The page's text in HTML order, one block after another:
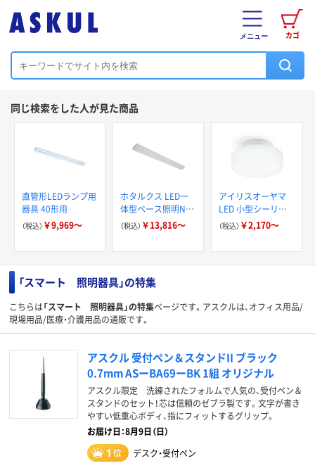
カゴ
メニュー
同じ検索をした人が見た商品
直管形LEDランプ用
器具 40形用
（税込） ￥9,969～
ホタルクス LED一
体型ベース照明Nu
逆富士形150mm幅
昼白色連 MVB4104
（税込） ￥13,816～
アイリスオーヤマ
LED 小型シーリン
グライト SCL
（税込） ￥2,170～
「スマート 照明器具」の特集
こちらは「スマート 照明器具」の特集ページです。アスクルは、オフィス用品/
現場用品/医療・介護用品の通販です。
アスクル 受付ペン＆スタンドII ブラック
0.7mm ASーBA69ーBK 1組 オリジナル
アスクル限定 洗練されたフォルムで人気の、受付ペン＆
スタンドのセット！芯は信頼のゼブラ製です。文字が書き
やすい低重心ボディ、指にフィットするグリップ。
お届け日：8月9日（日）
デスク・受付ペン